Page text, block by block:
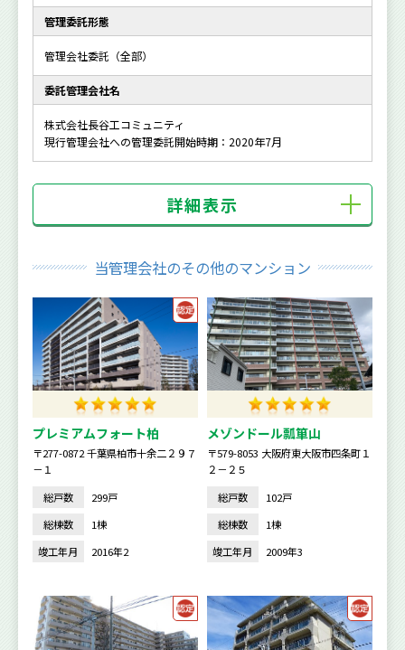
管理委託形態
管理会社委託（全部）
委託管理会社名
株式会社長谷工コミュニティ
現行管理会社への管理委託開始時期：2020年7月
詳細表示
当管理会社のその他のマンション
プレミアムフォート柏
〒277-0872 千葉県柏市十余二２９７
－１
総戸数
299戸
総棟数
1棟
竣工年月
2016年2
メゾンドール瓢箪山
〒579-8053 大阪府東大阪市四条町１
２－２５
総戸数
102戸
総棟数
1棟
竣工年月
2009年3